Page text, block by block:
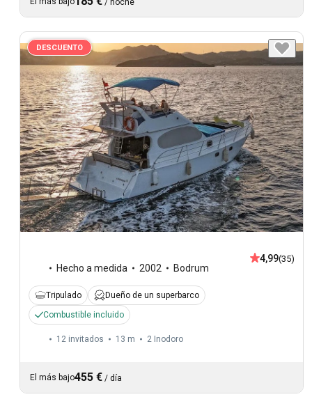
/ noche
DESCUENTO
Hecho a medida 2002 Bodrum
4,99(35)
Tripulado
Dueño de un superbarco
Combustible incluido
12 invitados 13 m 2 Inodoro
El más bajo455 € / día